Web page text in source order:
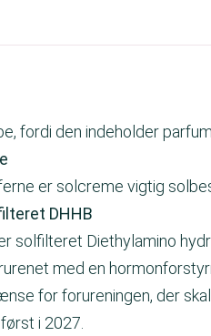
fordi den indeholder
er solcreme vigtig
DHHB
solfilteret Diethylamino
med en
for forureningen, der
i 2027.